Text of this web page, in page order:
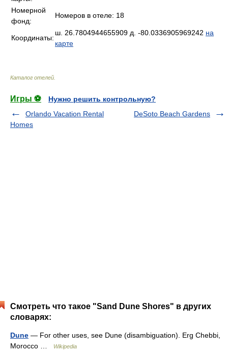
Номерной
фонд:
Номеров в отеле: 18
Координаты:
ш. 26.7804944655909 д. -80.0336905969242 на
карте
Каталог отелей
Игры ⚽
Нужно решить контрольную?
Orlando Vacation Rental
Homes
DeSoto Beach Gardens
Смотреть что такое "Sand Dune Shores" в других
словарях:
Dune — For other uses, see Dune (disambiguation). Erg Chebbi,
Morocco …
Wikipedia